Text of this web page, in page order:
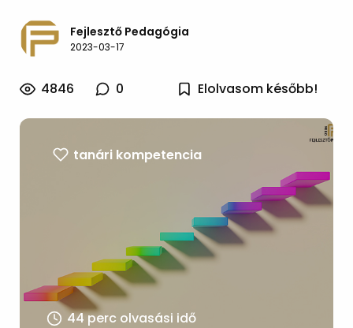
Fejlesztő Pedagógia
2023-03-17
4846 0 Elolvasom később!
tanári kompetencia
44 perc olvasási idő